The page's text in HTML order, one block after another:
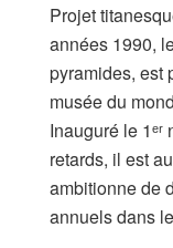
Projet
années 1990,
pyramides, est
musée du
Inauguré le
retards, il est
ambitionne de
annuels dans